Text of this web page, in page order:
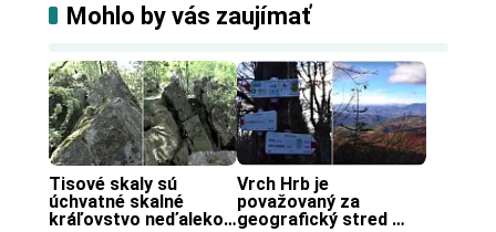
Mohlo by vás zaujímať
Tisové skaly sú
úchvatné skalné
kráľovstvo neďaleko
Vrch Hrb je
považovaný za
geografický stred